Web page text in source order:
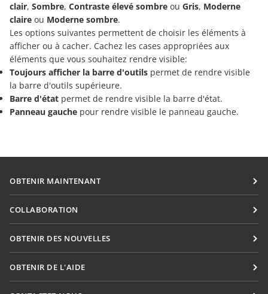
clair, Sombre, Contraste élevé sombre ou Gris, Moderne
claire ou Moderne sombre.
Les options suivantes permettent de choisir les éléments à
afficher ou à cacher. Cachez les cases appropriées aux
éléments que vous souhaitez rendre visible:
Toujours afficher la barre d'outils permet de rendre visible
la barre d'outils supérieure.
Barre d'état permet de rendre visible la barre d'état.
Panneau gauche pour rendre visible le panneau gauche.
OBTENIR MAINTENANT
Workspace
Applications de bureau
COLLABORATION
Pour les influenceurs
OBTENIR DES NOUVELLES
OBTENIR DE L'AIDE